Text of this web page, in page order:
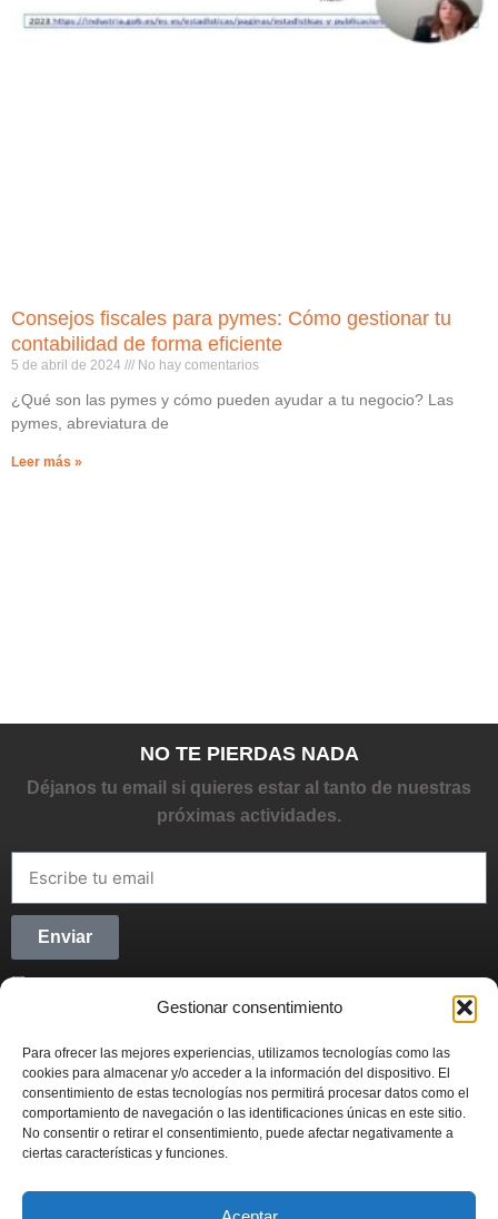
Gestionar consentimiento
Para ofrecer las mejores experiencias, utilizamos tecnologías como las
cookies para almacenar y/o acceder a la información del dispositivo. El
consentimiento de estas tecnologías nos permitirá procesar datos como el
comportamiento de navegación o las identificaciones únicas en este sitio.
No consentir o retirar el consentimiento, puede afectar negativamente a
ciertas características y funciones.
Consejos fiscales para pymes: Cómo gestionar tu
contabilidad de forma eficiente
5 de abril de 2024 No hay comentarios
¿Qué son las pymes y cómo pueden ayudar a tu negocio? Las
pymes, abreviatura de
Leer más »
NO TE PIERDAS NADA
Déjanos tu email si quieres estar al tanto de nuestras
próximas actividades.
Enviar
Síguenos en Redes Sociales y forma parte del
movimiento emprendedor.